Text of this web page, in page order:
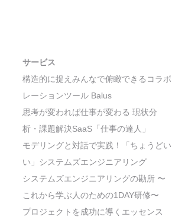
サービス
構造的に捉えみんなで俯瞰できるコラボ
レーションツール Balus
思考が変われば仕事が変わる 現状分
析・課題解決SaaS「仕事の達人」
モデリングと対話で実践！「ちょうどい
い」システムズエンジニアリング
システムズエンジニアリングの勘所 〜
これから学ぶ人のための1DAY研修〜
プロジェクトを成功に導くエッセンス